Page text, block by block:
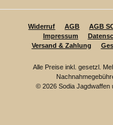
Widerruf AGB AGB
Impressum
Versand & Zahlung
Alle Preise inkl. gesetzl.
© 2026 Sodia Jagdwaffen